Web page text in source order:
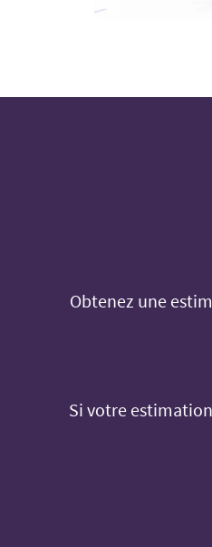
Obtenez une
Si votre